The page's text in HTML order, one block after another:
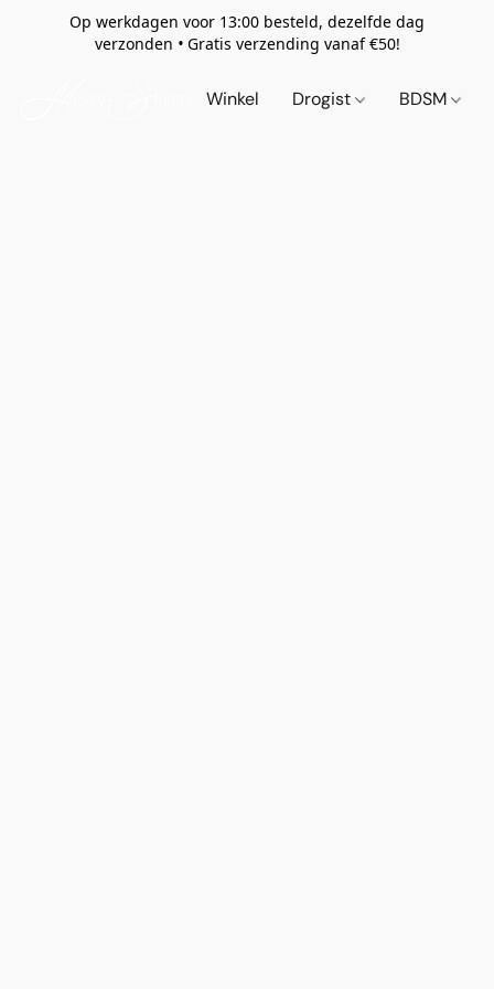
Op werkdagen voor 13:00 besteld, dezelfde dag
verzonden • Gratis verzending vanaf €50!
Winkel Drogist BDSM